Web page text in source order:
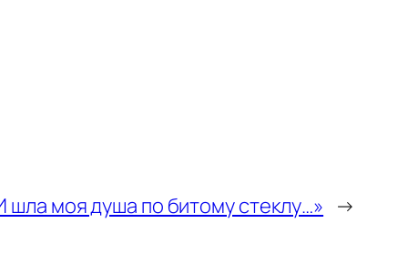
шла моя душа по битому стеклу…» →